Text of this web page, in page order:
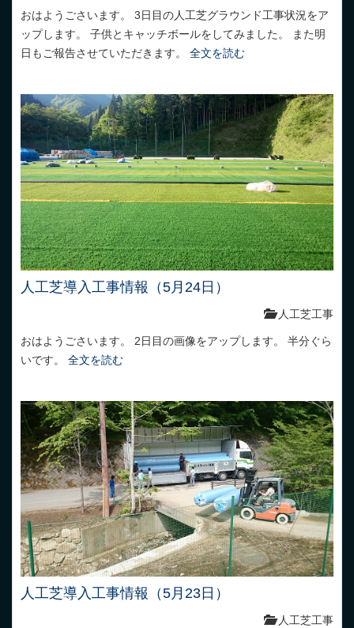
おはようごさいます。 3日目の人工芝グラウンド工事状況をア
ップします。 子供とキャッチボールをしてみました。 また明
日もご報告させていただきます。 全文を読む
人工芝導入工事情報（5月24日）
人工芝工事
おはようごさいます。 2日目の画像をアップします。 半分ぐら
いです。 全文を読む
人工芝導入工事情報（5月23日）
人工芝工事